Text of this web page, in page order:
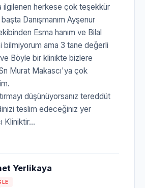
ilgilenen herkese çok teşekkür
Danışmanım Ayşenur
Esma hanım ve Bilal
bilmiyorum ama 3 tane değerli
Böyle bir klinikte bizlere
Murat Makascı'ya çok
düşünüyorsanız tereddüt
teslim edeceğiniz yer
Kliniktir...
Yerlikaya